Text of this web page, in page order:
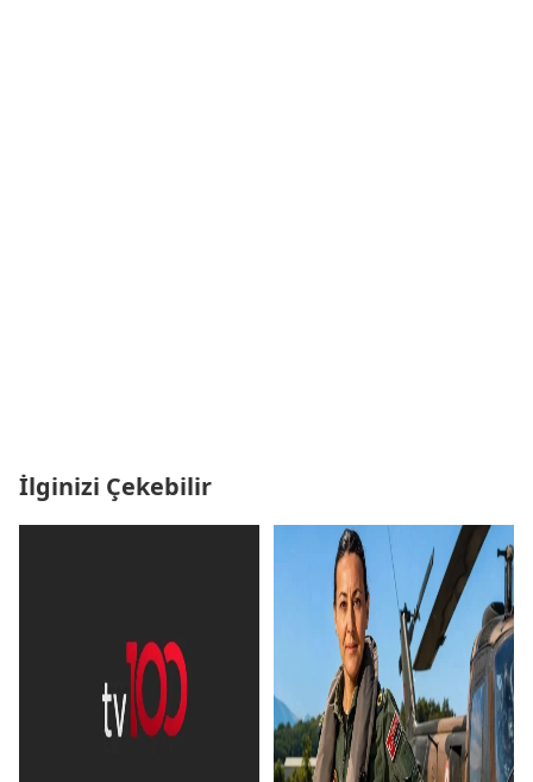
İlginizi Çekebilir